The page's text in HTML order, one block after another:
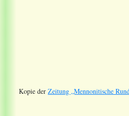
Kopie der Zeitung „Mennonitische